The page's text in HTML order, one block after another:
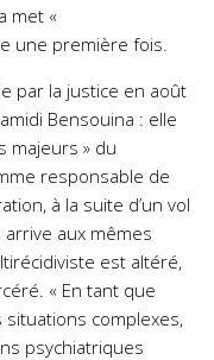
met «
une première fois.
par la justice en août
Bensouina : elle
majeurs » du
responsable de
à la suite d’un vol
aux mêmes
est altéré,
« En tant que
complexes,
psychiatriques